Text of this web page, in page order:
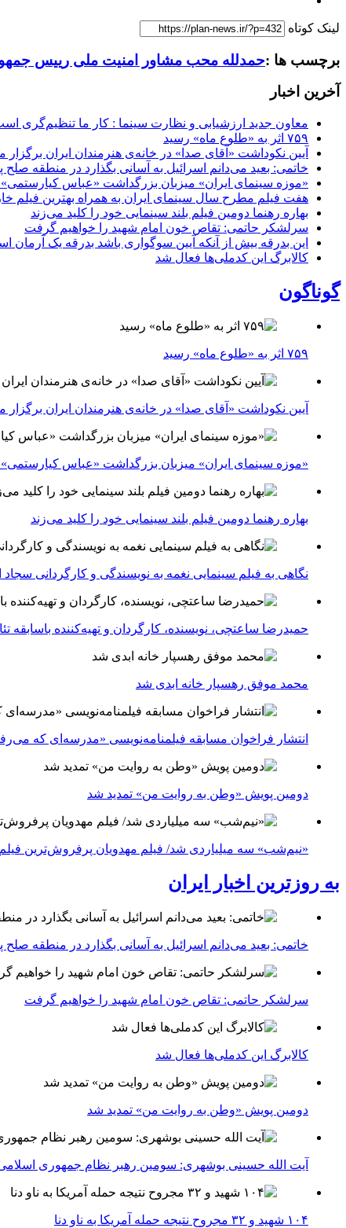
لینک کوتاه
برچسب ها :حمدلله محب مشاور امنیت ملی رییس
آخرین اخبار
معاون جدید ارزشیابی و نظارت سینما : کار ما تنظیم‌گری
۷۵۹ اثر به «طلوع ماه» رسید
آیین نکوداشت «آقای صدا» در خانه‌ی هنرمندان ایران
خاتمی: بعید می‌دانم اسرائیل به آسانی بگذارد در منطقه صلح
«موزه سینمای ایران» میزبان بزرگداشت «عباس
هفت فیلم مطرح سال سینمای ایران به همراه بهترین فیلم
بهاره رهنما دومین فیلم بلند سینمایی خود را کلید می‌زند
سرلشکر حاتمی: تقاص خون امام شهید را خواهیم گرفت
این بدرقه بیش از آنکه آیین سوگواری باشد بدرقه یک آرمان
کالابرگ این کدملی‌ها فعال شد
گوناگون
۷۵۹ اثر به «طلوع ماه» رسید
آیین نکوداشت «آقای صدا» در خانه‌ی هنرمندان ایران
«موزه سینمای ایران» میزبان بزرگداشت «عباس
بهاره رهنما دومین فیلم بلند سینمایی خود را کلید می‌زند
نگاهی به فیلم سینمایی نغمه به نویسندگی و کارگردانی
حمیدرضا ساعتچی، نویسنده، کارگردان و تهیه‌کننده باسابقه
محمد موفق رهسپار خانه ابدی شد
انتشار فراخوان مسابقه فیلمنامه‌نویسی «مدرسه‌ای که
دومین پویش «وطن به روایت من» تمدید شد
«نیم‌شب» سه میلیاردی شد/ فیلم مهدویان پرفروش‌ترین
به روزترین اخبار ایران
خاتمی: بعید می‌دانم اسرائیل به آسانی بگذارد در منطقه صلح
سرلشکر حاتمی: تقاص خون امام شهید را خواهیم گرفت
کالابرگ این کدملی‌ها فعال شد
دومین پویش «وطن به روایت من» تمدید شد
آیت الله حسینی بوشهری: سومین رهبر نظام جمهوری
۱۰۴ شهید و ۳۲ مجروح نتیجه حمله آمریکا به ناو دنا